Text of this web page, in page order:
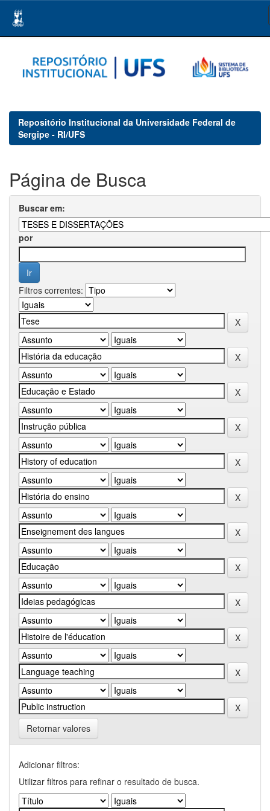
navigation
Repositório Institucional da Universidade Federal de
Sergipe - RI/UFS
Página de Busca
Buscar em:
por
Filtros correntes:
Retornar valores
Adicionar filtros:
Utilizar filtros para refinar o resultado de busca.